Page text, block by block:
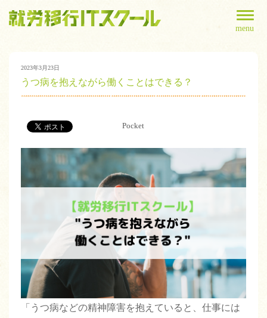
menu
2023年3月23日
うつ病を抱えながら働くことはできる？
Pocket
「うつ病などの精神障害を抱えていると、仕事には